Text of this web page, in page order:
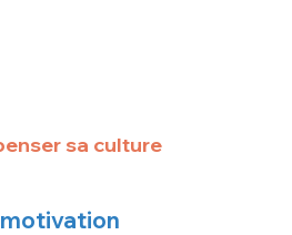
sa culture